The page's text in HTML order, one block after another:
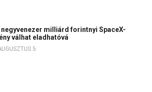
negyvenezer milliárd forintnyi SpaceX-
válhat eladhatóvá
5.